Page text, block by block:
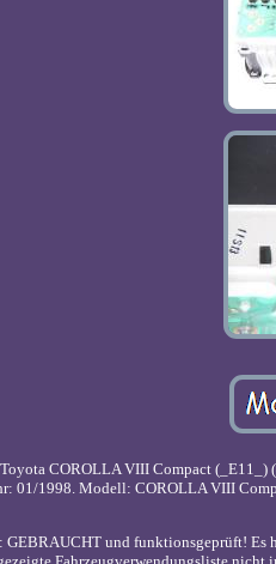
COROLLA VIII Compact
01/1998. Modell: COROLLA VIII
GEBRAUCHT und funktionsgeprüft! Es